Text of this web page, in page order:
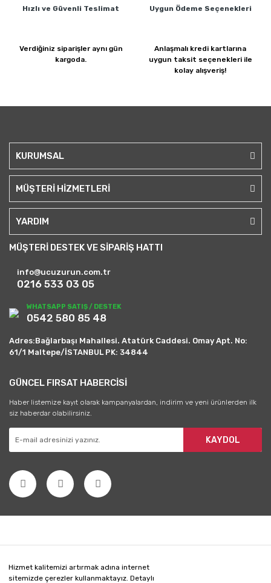
Hizmet kalitemizi artırmak adına internet
sitemizde çerezler kullanmaktayız. Detaylı
Hızlı ve Güvenli Teslimat
Verdiğiniz siparişler aynı gün
kargoda.
Uygun Ödeme Seçenekleri
Anlaşmalı kredi kartlarına
uygun taksit seçenekleri ile
kolay alışveriş!
KURUMSAL
MÜŞTERİ HİZMETLERİ
YARDIM
MÜŞTERİ DESTEK VE SİPARİŞ HATTI
info@ucuzurun.com.tr
0216 533 03 05
WHATSAPP SATIŞ / DESTEK
0542 580 85 48
Adres:Bağlarbaşı Mahallesi. Atatürk Caddesi. Omay Apt. No:
61/1 Maltepe/İSTANBUL PK: 34844
GÜNCEL FIRSAT HABERCİSİ
Haber listemize kayıt olarak kampanyalardan, indirim ve yeni ürünlerden ilk
siz haberdar olabilirsiniz.
KAYDOL